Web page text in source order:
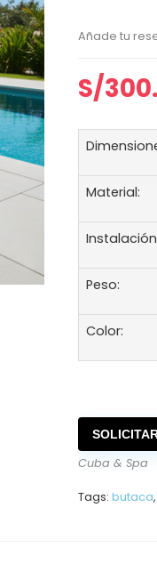
Añade tu
S/
Material:
Peso:
Color:
Cuba & Spa
Tags:butaca